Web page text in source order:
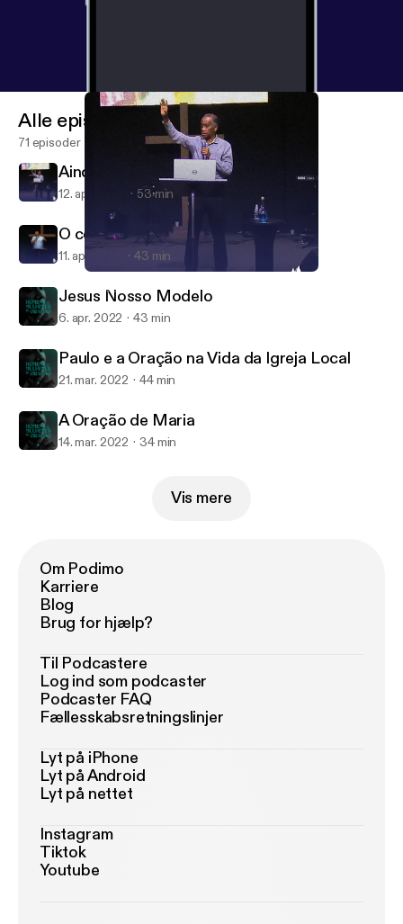
Reviver
Alle episoder
71 episoder
Ainda Não é o Fim
12. apr. 2022 53 min
O cego de Jericó
11. apr. 2022 43 min
Jesus Nosso Modelo
6. apr. 2022 43 min
Paulo e a Oração na Vida da Igreja Local
21. mar. 2022 44 min
A Oração de Maria
14. mar. 2022 34 min
Vis mere
Om Podimo
Karriere
Blog
Brug for hjælp?
Til Podcastere
Log ind som podcaster
Podcaster FAQ
Fællesskabsretningslinjer
Lyt på iPhone
Lyt på Android
Lyt på nettet
Instagram
Tiktok
Youtube